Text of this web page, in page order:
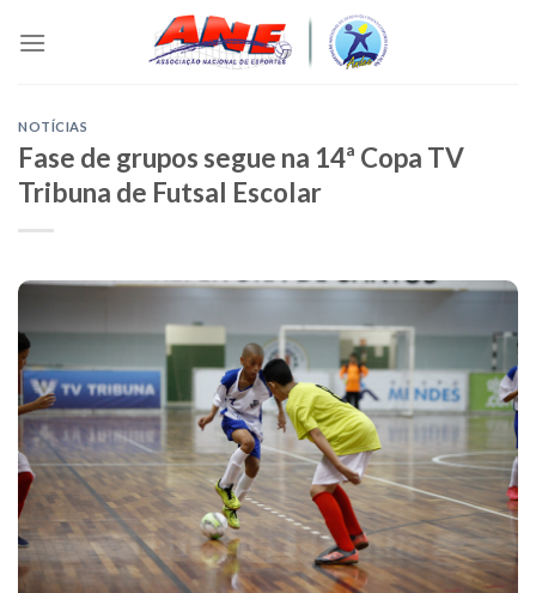
NOTÍCIAS
Fase de grupos segue na 14ª Copa TV
Tribuna de Futsal Escolar